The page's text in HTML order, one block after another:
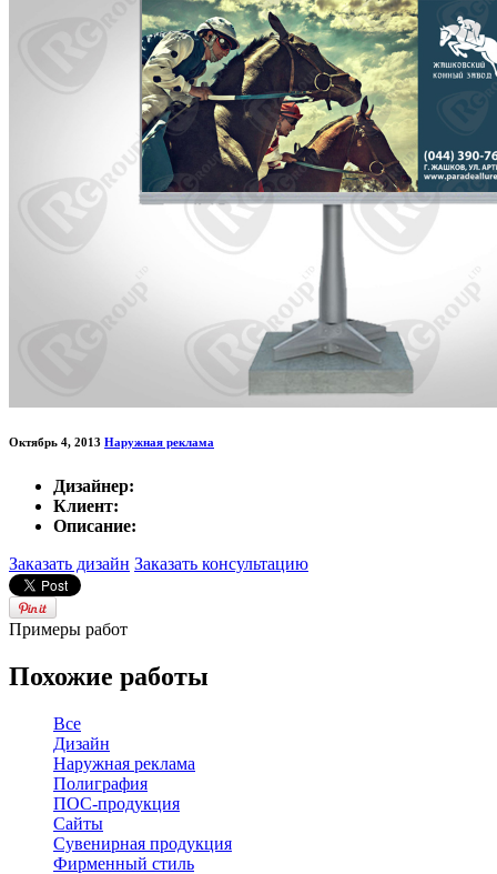
Октябрь 4, 2013 Наружная реклама
Дизайнер:
Клиент:
Описание:
Заказать дизайн Заказать консультацию
Примеры работ
Похожие работы
Все
Дизайн
Наружная реклама
Полиграфия
ПОС-продукция
Сайты
Сувенирная продукция
Фирменный стиль